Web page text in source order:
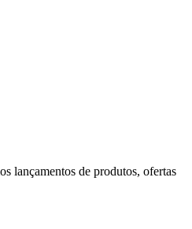
lançamentos de produtos, ofertas